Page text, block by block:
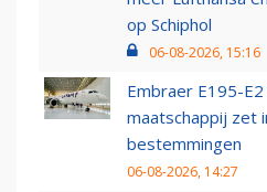
op Schiphol
06-08-2026, 15:16
Embraer E195-
maatschappij zet
bestemmingen
06-08-2026, 14:27